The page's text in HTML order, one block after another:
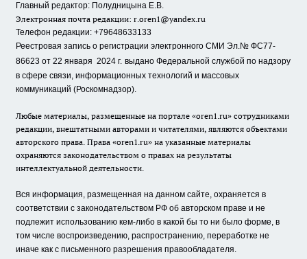
Главный редактор: Полудницына Е.В.
Электронная почта редакции: r.oren1@yandex.ru
Телефон редакции: +79648633133
Реестровая запись о регистрации электронного СМИ Эл.№ ФС77-
86623 от 22 января 2024 г. выдано Федеральной службой по надзору
в сфере связи, информационных технологий и массовых
коммуникаций (Роскомнадзор).
Любые материалы, размещенные на портале «oren1.ru» сотрудниками
редакции, внештатными авторами и читателями, являются объектами
авторского права. Права «oren1.ru» на указанные материалы
охраняются законодательством о правах на результаты
интеллектуальной деятельности.
Вся информация, размещенная на данном сайте, охраняется в
соответствии с законодательством РФ об авторском праве и не
подлежит использованию кем-либо в какой бы то ни было форме, в
том числе воспроизведению, распространению, переработке не
иначе как с письменного разрешения правообладателя.